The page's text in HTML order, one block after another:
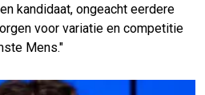
kandidaat, ongeacht eerdere
voor variatie en competitie
Mens."